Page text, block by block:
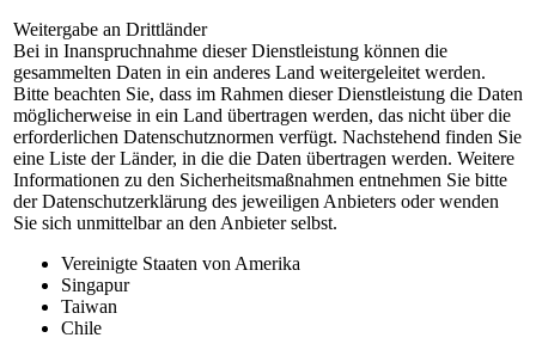
Weitergabe an Drittländer
Bei in Inanspruchnahme dieser Dienstleistung können die
gesammelten Daten in ein anderes Land weitergeleitet werden.
Bitte beachten Sie, dass im Rahmen dieser Dienstleistung die Daten
möglicherweise in ein Land übertragen werden, das nicht über die
erforderlichen Datenschutznormen verfügt. Nachstehend finden Sie
eine Liste der Länder, in die die Daten übertragen werden. Weitere
Informationen zu den Sicherheitsmaßnahmen entnehmen Sie bitte
der Datenschutzerklärung des jeweiligen Anbieters oder wenden
Sie sich unmittelbar an den Anbieter selbst.
Vereinigte Staaten von Amerika
Singapur
Taiwan
Chile